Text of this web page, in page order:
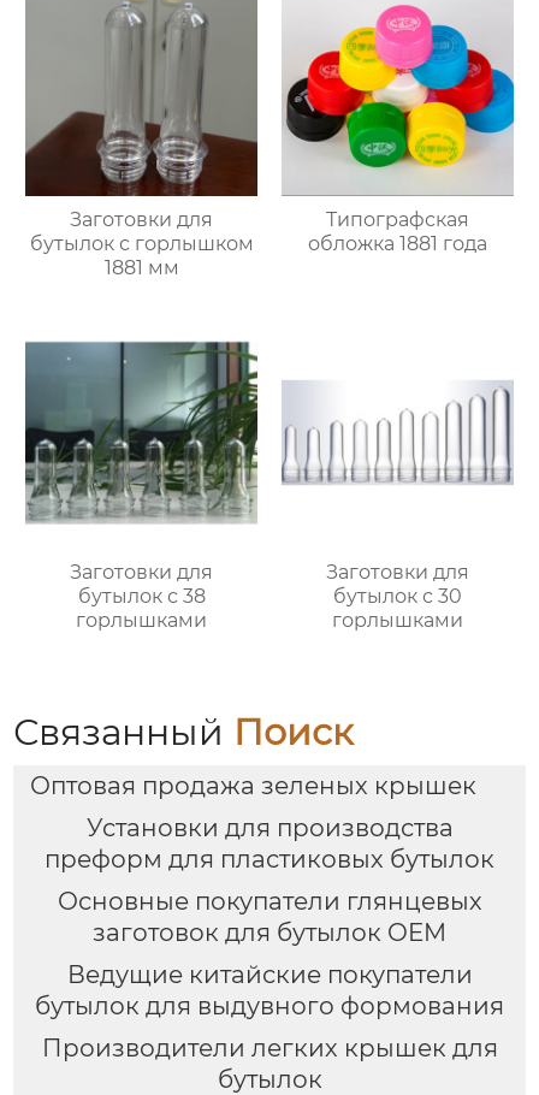
Заготовки для
бутылок с горлышком
1881 мм
Типографская
обложка 1881 года
Заготовки для
бутылок с 38
горлышками
Заготовки для
бутылок с 30
горлышками
Связанный Поиск
Оптовая продажа зеленых крышек
Установки для производства
преформ для пластиковых бутылок
Основные покупатели глянцевых
заготовок для бутылок OEM
Ведущие китайские покупатели
бутылок для выдувного формования
Производители легких крышек для
бутылок